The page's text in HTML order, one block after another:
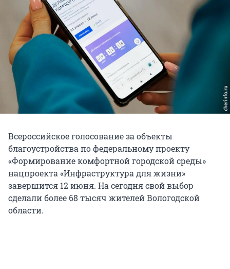
Всероссийское голосование за объекты
благоустройства по федеральному проекту
«Формирование комфортной городской среды»
нацпроекта «Инфраструктура для жизни»
завершится 12 июня. На сегодня свой выбор
сделали более 68 тысяч жителей Вологодской
области.